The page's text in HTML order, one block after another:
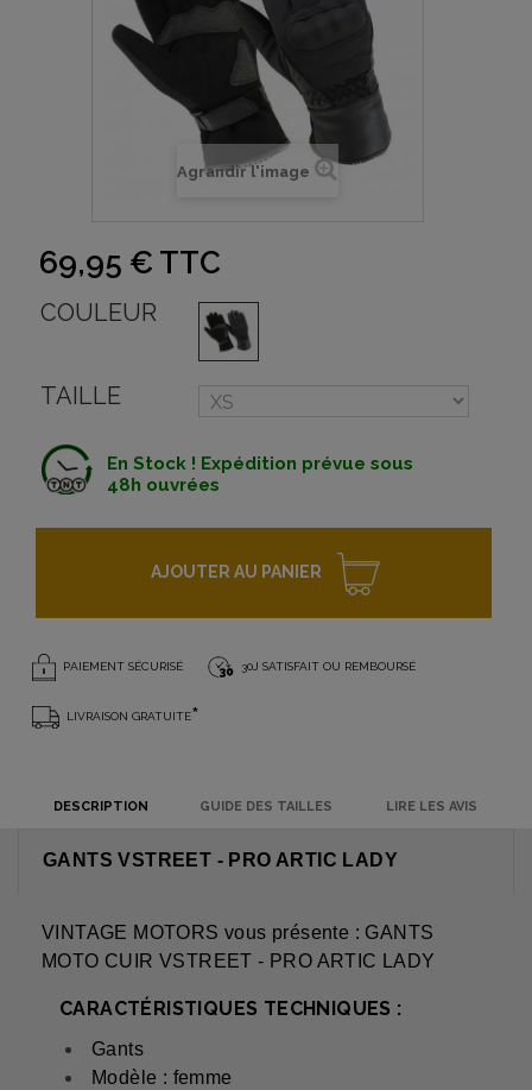
Agrandir l'image
69,95 € TTC
COULEUR
TAILLE
En Stock ! Expédition prévue sous
48h ouvrées
AJOUTER AU PANIER
PAIEMENT SÉCURISÉ 30J SATISFAIT OU REMBOURSÉ
LIVRAISON GRATUITE*
DESCRIPTION GUIDE DES TAILLES LIRE LES AVIS
GANTS VSTREET - PRO ARTIC LADY
VINTAGE MOTORS vous présente : GANTS
MOTO CUIR VSTREET - PRO ARTIC LADY
CARACTÉRISTIQUES TECHNIQUES :
Gants
Modèle : femme